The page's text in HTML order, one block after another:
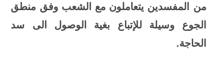
من المفسدين يتعاملون مع الشعب وفق منطق
الجوع وسيلة للإتباع بغية الوصول الى سد
الحاجة.